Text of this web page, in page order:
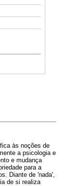
às noções de
a psicologia e
e mudança
para a
Diante de 'nada',
de si realiza